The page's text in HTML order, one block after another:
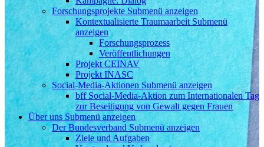
Forschungsprojekte Submenü anzeigen
Kontextualisierte Traumaarbeit Submenü
anzeigen
Forschungsprozess
Veröffentlichungen
Projekt CEINAV
Projekt INASC
Social-Media-Aktionen Submenü anzeigen
bff Social-Media-Aktion zum Internationalen Tag
zur Beseitigung von Gewalt gegen Frauen
Über uns Submenü anzeigen
Der Bundesverband Submenü anzeigen
Ziele und Aufgaben